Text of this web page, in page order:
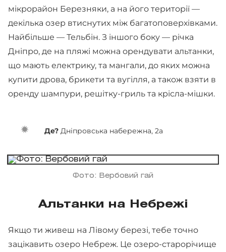
мікрорайон Березняки, а на його території —
декілька озер втиснутих між багатоповерхівками.
Найбільше — Тельбін. З іншого боку — річка
Дніпро, де на пляжі можна орендувати альтанки,
що мають електрику, та мангали, до яких можна
купити дрова, брикети та вугілля, а також взяти в
оренду шампури, решітку-гриль та крісла-мішки.
Де? Дніпровська набережна, 2а
Фото: Вербовий гай
Альтанки на Небрежі
Якщо ти живеш на Лівому березі, тебе точно
зацікавить озеро Небреж. Це озеро-старорічище